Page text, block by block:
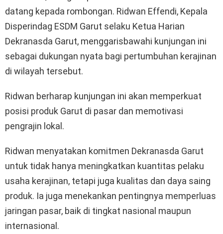
datang kepada rombongan. Ridwan Effendi, Kepala
Disperindag ESDM Garut selaku Ketua Harian
Dekranasda Garut, menggarisbawahi kunjungan ini
sebagai dukungan nyata bagi pertumbuhan kerajinan
di wilayah tersebut.
Ridwan berharap kunjungan ini akan memperkuat
posisi produk Garut di pasar dan memotivasi
pengrajin lokal.
Ridwan menyatakan komitmen Dekranasda Garut
untuk tidak hanya meningkatkan kuantitas pelaku
usaha kerajinan, tetapi juga kualitas dan daya saing
produk. Ia juga menekankan pentingnya memperluas
jaringan pasar, baik di tingkat nasional maupun
internasional.